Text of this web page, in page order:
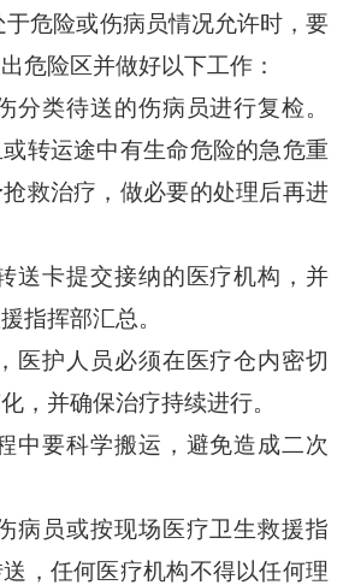
于危险或伤病员情况允许时，要
危险区并做好以下工作：
分类待送的伤病员进行复检。
转运途中有生命危险的急危重
救治疗，做必要的处理后再进
送卡提交接纳的医疗机构，并
指挥部汇总。
医护人员必须在医疗仓内密切
，并确保治疗持续进行。
中要科学搬运，避免造成二次
病员或按现场医疗卫生救援指
，任何医疗机构不得以任何理